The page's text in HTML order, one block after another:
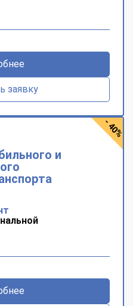
заявку
и
- 40%